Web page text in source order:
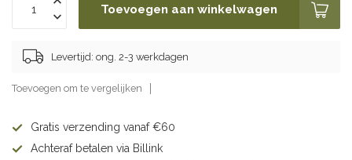
Toevoegen aan winkelwagen
Levertijd: ong. 2-3 werkdagen
Toevoegen om te vergelijken
Gratis verzending vanaf €60
Achteraf betalen via Billink